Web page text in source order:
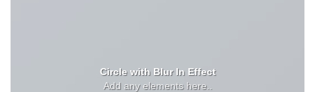
Circle with Blur In Effect
Add any elements here..